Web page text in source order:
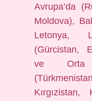
Avrupa’da
Moldova),
Letonya,
(Gürcistan,
ve Orta
Kırgızistan,